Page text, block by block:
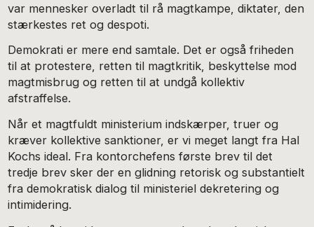
var mennesker overladt til rå magtkampe, diktater, den
stærkestes ret og despoti.
Demokrati er mere end samtale. Det er også friheden
til at protestere, retten til magtkritik, beskyttelse mod
magtmisbrug og retten til at undgå kollektiv
afstraffelse.
Når et magtfuldt ministerium indskærper, truer og
kræver kollektive sanktioner, er vi meget langt fra Hal
Kochs ideal. Fra kontorchefens første brev til det
tredje brev sker der en glidning retorisk og substantielt
fra demokratisk dialog til ministeriel dekretering og
intimidering.